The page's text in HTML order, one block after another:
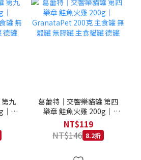
九
罐
德
葛蕾特｜交響樂貓罐 第四
樂章 鮭魚火雞 200g｜
GranataPet 200克 主食罐
無穀罐 無膠罐 主食貓罐 德
罐
NT$119
NT$146 8.2折